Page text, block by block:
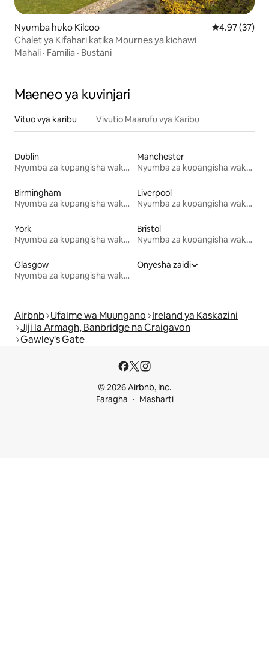
Nyumba huko Kilcoo Ukadiriaji wa
4.97 (37)
Chalet ya Kifahari katika Mournes ya kichawi
Mahali · Familia · Bustani
Maeneo ya kuvinjari
Vituo vya karibu Vivutio Maarufu vya Karibu
Dublin
Nyumba za kupangisha wakati wa likizo
Manchester
Nyumba za kupangisha wakati wa likizo
Birmingham
Nyumba za kupangisha wakati wa likizo
Liverpool
Nyumba za kupangisha wakati wa likizo
York
Nyumba za kupangisha wakati wa likizo
Bristol
Nyumba za kupangisha wakati wa likizo
Glasgow
Nyumba za kupangisha wakati wa likizo
Onyesha zaidi
Airbnb Ufalme wa Muungano Ireland ya Kaskazini
Jiji la Armagh, Banbridge na Craigavon
Gawley's Gate
© 2026 Airbnb, Inc.
Faragha
Masharti